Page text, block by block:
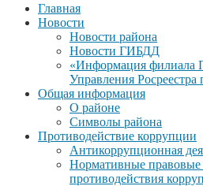
Главная
Новости
Новости района
Новости ГИБДД
«Информация филиала
Управления
Общая информация
О районе
Символы района
Противодействие коррупции
Антикоррупционная
Нормативные
противодействия